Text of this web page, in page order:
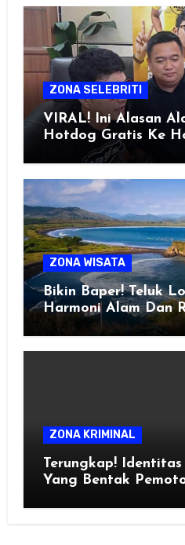
ZONA SELEBRITI
VIRAL! Ini Alasan
Hotdog Gratis Ke
ZONA WISATA
Bikin Baper! Teluk
Harmoni Alam Dan
Selatan Jawa
ZONA KRIMINAL
Terungkap!
Yang Bentak